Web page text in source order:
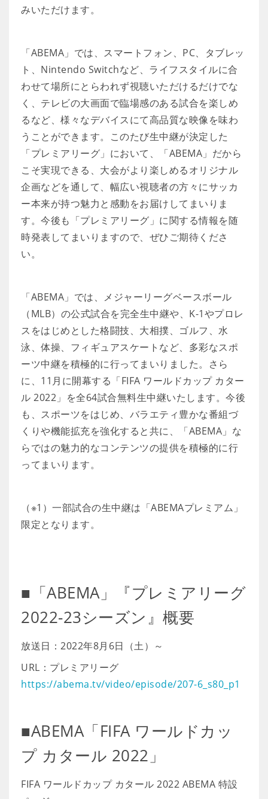
みいただけます。
「ABEMA」では、スマートフォン、PC、タブレッ
ト、Nintendo Switchなど、ライフスタイルに合
わせて場所にとらわれず視聴いただけるだけでな
く、テレビの大画面で臨場感のある試合を楽しめ
るなど、様々なデバイスにて高品質な映像を味わ
うことができます。このたび生中継が決定した
「プレミアリーグ」において、「ABEMA」だから
こそ実現できる、大会がより楽しめるオリジナル
企画などを通して、幅広い視聴者の方々にサッカ
ー本来が持つ魅力と感動をお届けしてまいりま
す。今後も「プレミアリーグ」に関する情報を随
時発表してまいりますので、ぜひご期待くださ
い。
「ABEMA」では、メジャーリーグベースボール
（MLB）の公式試合を完全生中継や、K-1やプロレ
スをはじめとした格闘技、大相撲、ゴルフ、水
泳、体操、フィギュアスケートなど、多彩なスポ
ーツ中継を積極的に行ってまいりました。さら
に、11月に開幕する「FIFA ワールドカップ カター
ル 2022」を全64試合無料生中継いたします。今後
も、スポーツをはじめ、バラエティ豊かな番組づ
くりや機能拡充を強化すると共に、「ABEMA」な
らではの魅力的なコンテンツの提供を積極的に行
ってまいります。
（※1）一部試合の生中継は「ABEMAプレミアム」
限定となります。
■「ABEMA」『プレミアリーグ
2022-23シーズン』概要
放送日：2022年8月6日（土）～
URL：プレミアリーグ
https://abema.tv/video/episode/207-6_s80_p1
■ABEMA「FIFA ワールドカッ
プ カタール 2022」
FIFA ワールドカップ カタール 2022 ABEMA 特設